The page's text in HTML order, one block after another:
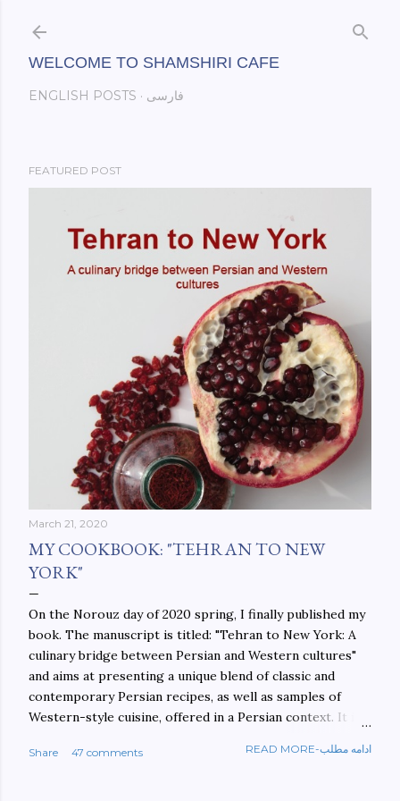
WELCOME TO SHAMSHIRI CAFE
ENGLISH POSTS فارسی
FEATURED POST
March 21, 2020
MY COOKBOOK: "TEHRAN TO NEW
YORK"
On the Norouz day of 2020 spring, I finally published my
book. The manuscript is titled: "Tehran to New York: A
culinary bridge between Persian and Western cultures"
and aims at presenting a unique blend of classic and
contemporary Persian recipes, as well as samples of
Western-style cuisine, offered in a Persian context. It is
walls. This book aims at constructing a bridge between
Share 47 comments READ MORE-ادامه مطلب